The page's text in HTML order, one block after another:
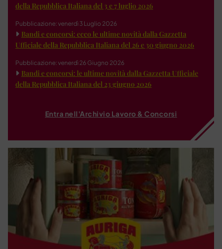
della Repubblica Italiana del 3 e 7 luglio 2026
Pubblicazione: venerdì 3 Luglio 2026
Bandi e concorsi: ecco le ultime novità dalla Gazzetta
Ufficiale della Repubblica Italiana del 26 e 30 giugno 2026
Pubblicazione: venerdì 26 Giugno 2026
Bandi e concorsi: le ultime novità dalla Gazzetta Ufficiale
della Repubblica Italiana del 23 giugno 2026
Entra nell'Archivio Lavoro & Concorsi